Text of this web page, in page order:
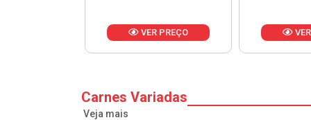
VER PREÇO
Carnes Variadas
Veja mais